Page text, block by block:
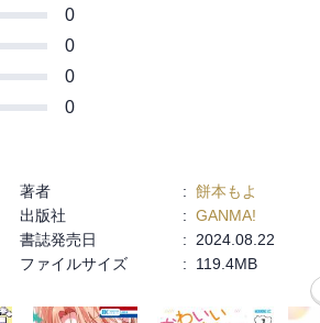
0
0
0
0
著者 : 餅本もよ
出版社 : GANMA!
書誌発売日 :
2024.08.22
ファイルサイズ : 119.4MB